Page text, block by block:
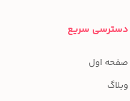
دسترسی سریع
صفحه اول
وبلاگ